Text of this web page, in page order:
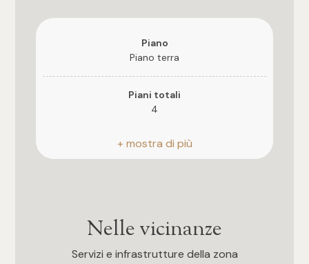
Piano
Piano terra
Piani totali
4
Riscaldamento
Autonomo
Ascensore
Nelle vicinanze
Servizi e infrastrutture della zona